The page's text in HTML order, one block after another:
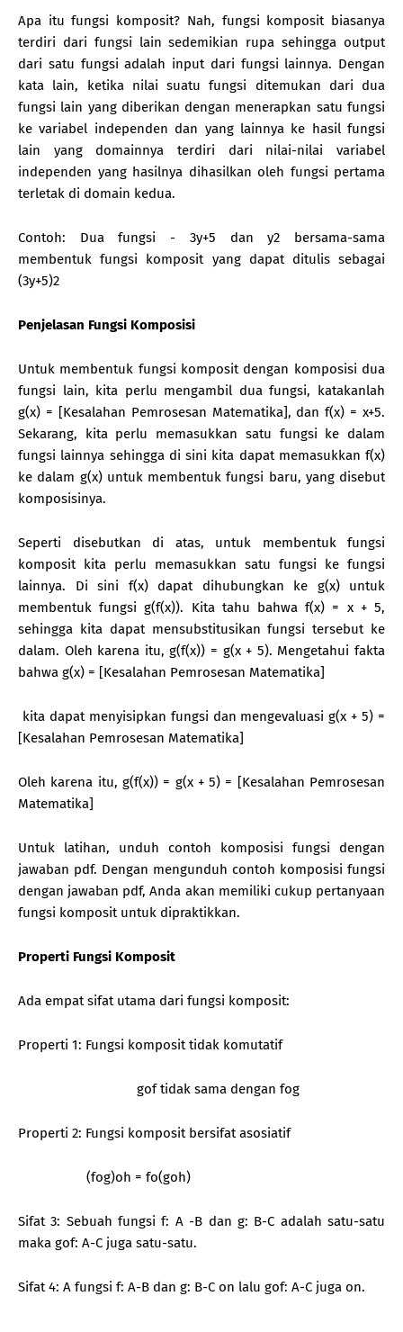
Apa itu fungsi komposit? Nah, fungsi komposit biasanya
terdiri dari fungsi lain sedemikian rupa sehingga output
dari satu fungsi adalah input dari fungsi lainnya. Dengan
kata lain, ketika nilai suatu fungsi ditemukan dari dua
fungsi lain yang diberikan dengan menerapkan satu fungsi
ke variabel independen dan yang lainnya ke hasil fungsi
lain yang domainnya terdiri dari nilai-nilai variabel
independen yang hasilnya dihasilkan oleh fungsi pertama
terletak di domain kedua.
Contoh: Dua fungsi - 3y+5 dan y2 bersama-sama
membentuk fungsi komposit yang dapat ditulis sebagai
(3y+5)2
Penjelasan Fungsi Komposisi
Untuk membentuk fungsi komposit dengan komposisi dua
fungsi lain, kita perlu mengambil dua fungsi, katakanlah
g(x) = [Kesalahan Pemrosesan Matematika], dan f(x) = x+5.
Sekarang, kita perlu memasukkan satu fungsi ke dalam
fungsi lainnya sehingga di sini kita dapat memasukkan f(x)
ke dalam g(x) untuk membentuk fungsi baru, yang disebut
komposisinya.
Seperti disebutkan di atas, untuk membentuk fungsi
komposit kita perlu memasukkan satu fungsi ke fungsi
lainnya. Di sini f(x) dapat dihubungkan ke g(x) untuk
membentuk fungsi g(f(x)). Kita tahu bahwa f(x) = x + 5,
sehingga kita dapat mensubstitusikan fungsi tersebut ke
dalam. Oleh karena itu, g(f(x)) = g(x + 5). Mengetahui fakta
bahwa g(x) = [Kesalahan Pemrosesan Matematika]
kita dapat menyisipkan fungsi dan mengevaluasi g(x + 5) =
[Kesalahan Pemrosesan Matematika]
Oleh karena itu, g(f(x)) = g(x + 5) = [Kesalahan Pemrosesan
Matematika]
Untuk latihan, unduh contoh komposisi fungsi dengan
jawaban pdf. Dengan mengunduh contoh komposisi fungsi
dengan jawaban pdf, Anda akan memiliki cukup pertanyaan
fungsi komposit untuk dipraktikkan.
Properti Fungsi Komposit
Ada empat sifat utama dari fungsi komposit:
Properti 1: Fungsi komposit tidak komutatif
gof tidak sama dengan fog
Properti 2: Fungsi komposit bersifat asosiatif
(fog)oh = fo(goh)
Sifat 3: Sebuah fungsi f: A -B dan g: B-C adalah satu-satu
maka gof: A-C juga satu-satu.
Sifat 4: A fungsi f: A-B dan g: B-C on lalu gof: A-C juga on.